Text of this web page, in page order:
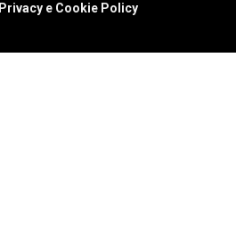
Privacy e Cookie Policy